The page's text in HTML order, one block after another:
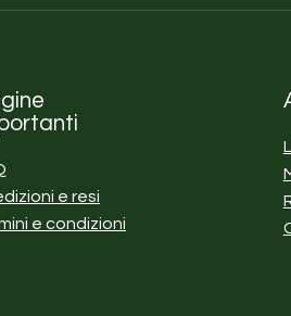
e resi
e condizioni